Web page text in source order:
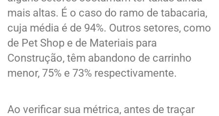
mais altas. É o caso do ramo de tabacaria,
cuja média é de 94%. Outros setores, como
de Pet Shop e de Materiais para
Construção, têm abandono de carrinho
menor, 75% e 73% respectivamente.
Ao verificar sua métrica, antes de traçar